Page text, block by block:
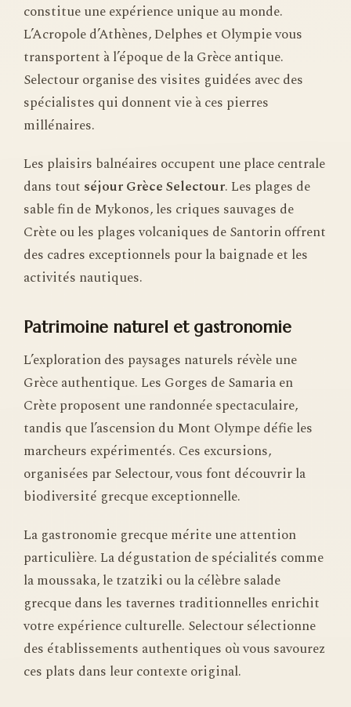
constitue une expérience unique au monde.
L’Acropole d’Athènes, Delphes et Olympie vous
transportent à l’époque de la Grèce antique.
Selectour organise des visites guidées avec des
spécialistes qui donnent vie à ces pierres
millénaires.
Les plaisirs balnéaires occupent une place centrale
dans tout séjour Grèce Selectour. Les plages de
sable fin de Mykonos, les criques sauvages de
Crète ou les plages volcaniques de Santorin offrent
des cadres exceptionnels pour la baignade et les
activités nautiques.
Patrimoine naturel et gastronomie
L’exploration des paysages naturels révèle une
Grèce authentique. Les Gorges de Samaria en
Crète proposent une randonnée spectaculaire,
tandis que l’ascension du Mont Olympe défie les
marcheurs expérimentés. Ces excursions,
organisées par Selectour, vous font découvrir la
biodiversité grecque exceptionnelle.
La gastronomie grecque mérite une attention
particulière. La dégustation de spécialités comme
la moussaka, le tzatziki ou la célèbre salade
grecque dans les tavernes traditionnelles enrichit
votre expérience culturelle. Selectour sélectionne
des établissements authentiques où vous savourez
ces plats dans leur contexte original.